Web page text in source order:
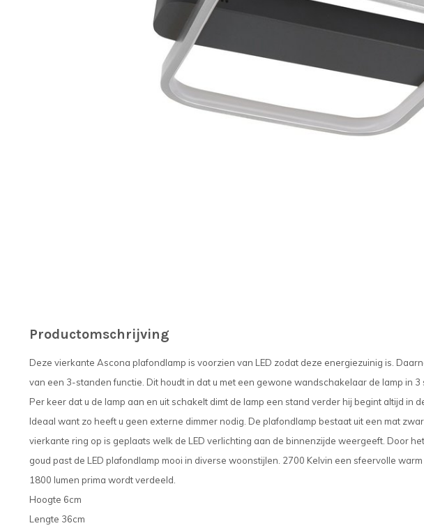
Productomschrijving
Deze vierkante Ascona plafondlamp is voorzien van LED zodat deze energiezuinig is.
van een 3-standen functie. Dit houdt in dat u met een gewone wandschakelaar de lamp in 3
Per keer dat u de lamp aan en uit schakelt dimt de lamp een stand verder hij begint altijd in
Ideaal want zo heeft u geen externe dimmer nodig. De plafondlamp bestaat uit een mat
vierkante ring op is geplaats welk de LED verlichting aan de binnenzijde weergeeft. Door
goud past de LED plafondlamp mooi in diverse woonstijlen. 2700 Kelvin een sfeervolle
1800 lumen prima wordt verdeeld.
Hoogte 6cm
Lengte 36cm